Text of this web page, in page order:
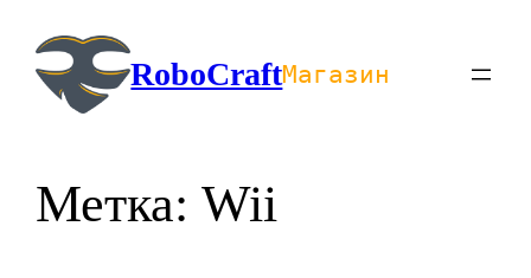
содержимомуRoboCraftМагазин
Метка:Wii